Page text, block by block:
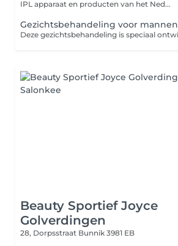
IPL apparaat en producten van het Ned...
Gezichtsbehandeling voor mannen
Beauty Sportief Joyce
Golverdingen
28, Dorpsstraat Bunnik 3981 EB